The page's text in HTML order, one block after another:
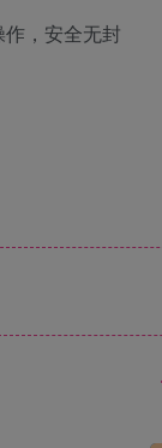
，安全无封